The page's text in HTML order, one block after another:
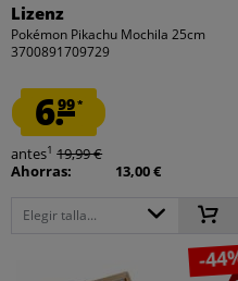
Lizenz
Pokémon Pikachu Mochila 25cm
3700891709729
6.99*
antes1 19,99 €
Ahorras:
13,00 €
Elegir talla...
-